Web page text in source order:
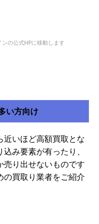
の公式HPに移動します
い方向け
近いほど高額買取とな
み要素が有ったり、
売り出せないものです
の買取り業者をご紹介